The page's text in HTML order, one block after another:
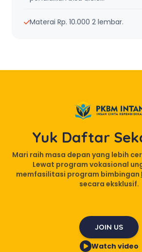
Materai Rp. 10.000 2 lembar.
Yuk Daftar
Mari raih masa depan yang lebih
Lewat program vokasional
memfasilitasi program bimbingan
secara eksklusif.
JOIN US
Watch video